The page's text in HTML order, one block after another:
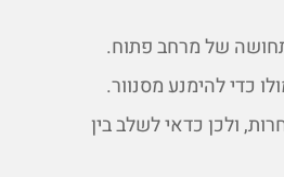
של מרחב פתוח.
כדי להימנע מסנוור.
ולכן כדאי לשלב בין